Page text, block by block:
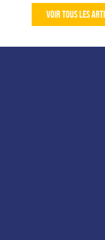
VOIR TOUS LES